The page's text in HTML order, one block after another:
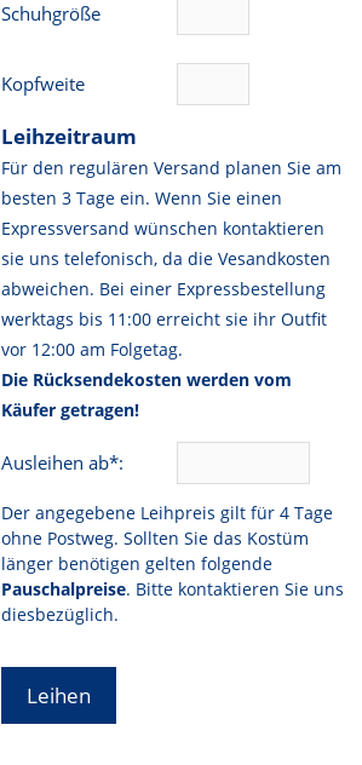
Schuhgröße
Kopfweite
Leihzeitraum
Für den regulären Versand planen Sie am
besten 3 Tage ein. Wenn Sie einen
Expressversand wünschen kontaktieren
sie uns telefonisch, da die Vesandkosten
abweichen. Bei einer Expressbestellung
werktags bis 11:00 erreicht sie ihr Outfit
vor 12:00 am Folgetag.
Die Rücksendekosten werden vom
Käufer getragen!
Ausleihen ab*:
Der angegebene Leihpreis gilt für 4 Tage
ohne Postweg. Sollten Sie das Kostüm
länger benötigen gelten folgende
Pauschalpreise. Bitte kontaktieren Sie uns
diesbezüglich.
Leihen